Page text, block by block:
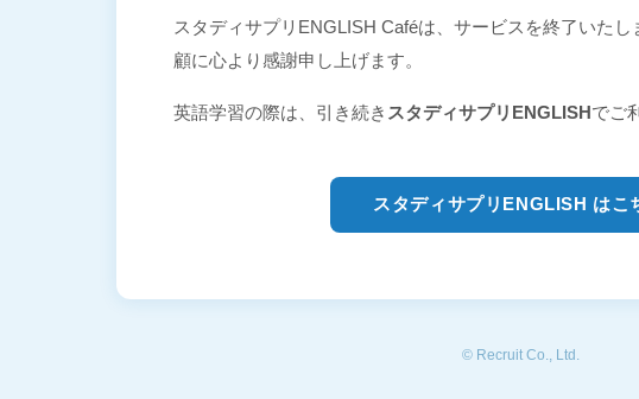
スタディサプリENGLISH Caféは、サービスを終了いた
顧に心より感謝申し上げます。
英語学習の際は、引き続き スタディサプリENGLISHでご
スタディサプリENGLISH はこ
© Recruit Co., Ltd.